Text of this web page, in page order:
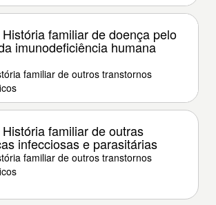
familiar de doença pelo
imunodeficiência humana
familiar de outros transtornos
familiar de outras
infecciosas e parasitárias
familiar de outros transtornos